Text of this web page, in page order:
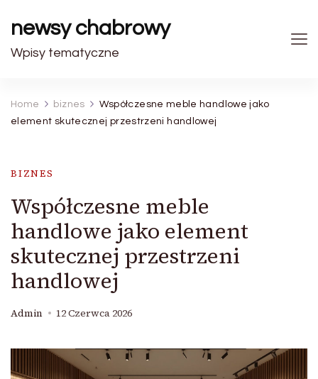
newsy chabrowy
Wpisy tematyczne
Home biznes
Współczesne meble handlowe jako
element skutecznej przestrzeni handlowej
BIZNES
Współczesne meble
handlowe jako element
skutecznej przestrzeni
handlowej
Admin 12 Czerwca 2026